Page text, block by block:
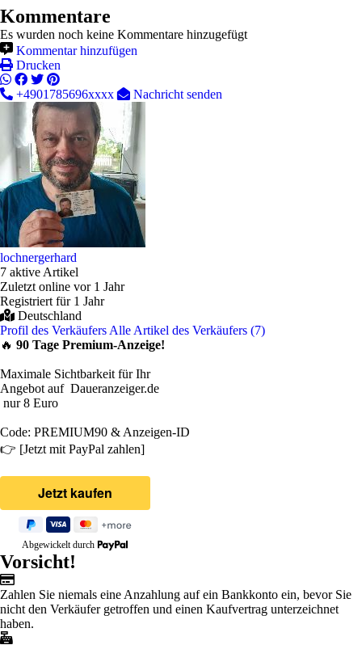
Kommentare
Es wurden noch keine Kommentare hinzugefügt
Kommentar hinzufügen
Drucken
+4901785696xxxx Nachricht senden
lochnergerhard
7 aktive Artikel
Zuletzt online vor 1 Jahr
Registriert für 1 Jahr
Deutschland
Profil des Verkäufers Alle Artikel des Verkäufers (7)
🔥 90 Tage Premium-Anzeige!
Maximale Sichtbarkeit für Ihr
Angebot auf Daueranzeiger.de
nur 8 Euro
Code: PREMIUM90 & Anzeigen-ID
👉 [Jetzt mit PayPal zahlen]
Abgewickelt durch
Vorsicht!
Zahlen Sie niemals eine Anzahlung auf ein Bankkonto ein, bevor Sie
nicht den Verkäufer getroffen und einen Kaufvertrag unterzeichnet
haben.